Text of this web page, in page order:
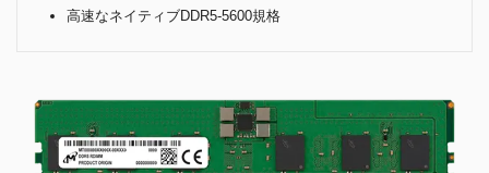
高速なネイティブDDR5-5600規格